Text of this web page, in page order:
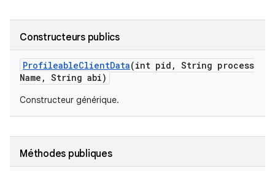
Constructeurs publics
ProfileableClientData(int pid , String process
Name , String abi)
Constructeur générique.
Méthodes publiques